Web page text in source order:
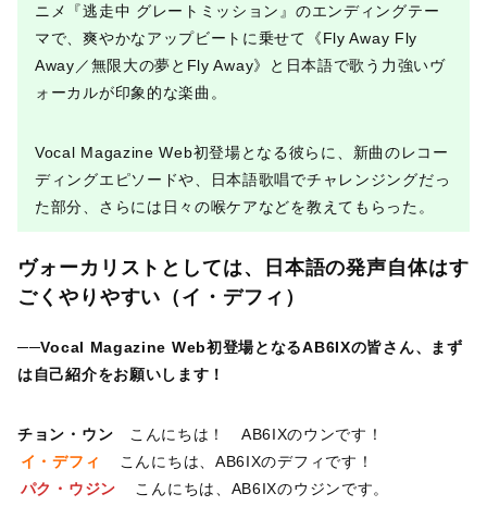
ニメ『逃走中 グレートミッション』のエンディングテー
マで、爽やかなアップビートに乗せて《Fly Away Fly
Away／無限大の夢とFly Away》と日本語で歌う力強いヴ
ォーカルが印象的な楽曲。
Vocal Magazine Web初登場となる彼らに、新曲のレコー
ディングエピソードや、日本語歌唱でチャレンジングだっ
た部分、さらには日々の喉ケアなどを教えてもらった。
ヴォーカリストとしては、日本語の発声自体はす
ごくやりやすい（イ・デフィ）
──Vocal Magazine Web初登場となるAB6IXの皆さん、まず
は自己紹介をお願いします！
チョン・ウン こんにちは！ AB6IXのウンです！
イ・デフィ
こんにちは、AB6IXのデフィです！
パク・ウジン
こんにちは、AB6IXのウジンです。